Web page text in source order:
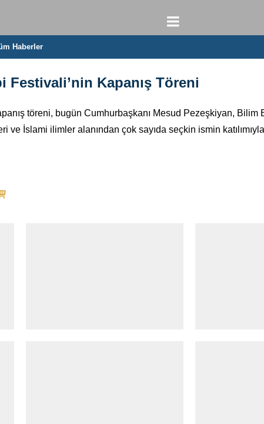
Haberler
Festivali’nin Kapanış Töreni
töreni, bugün Cumhurbaşkanı Mesud Pezeşkiyan,
ve İslami ilimler alanından çok sayıda seçkin ismin